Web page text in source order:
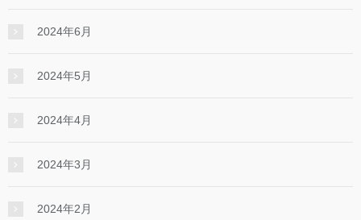
2024年6月
2024年5月
2024年4月
2024年3月
2024年2月